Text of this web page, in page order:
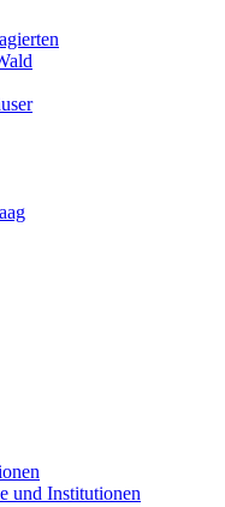
und Institutionen